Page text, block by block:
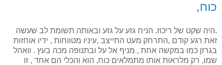
כוח,
.היה שקט של ריכוז. הניח גזע על גזע ובאותה תשומת לב שעשה
זאת רגע קודם ,התרחק מעט התייצב ,עיניו מטווחות , ידיו אוחזות
בגרזן כמו במקשה אחת , מניף אל על ובתנופה מכה בעץ . וואהל
שמו, רק מלראות אותו מתמלאים כוח, הוא והכלי הם אחד , זו